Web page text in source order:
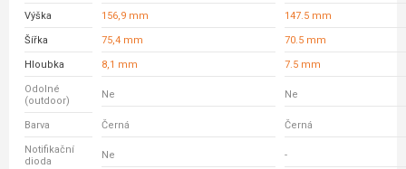
Výška 156,9 mm 147.5 mm
Šířka 75,4 mm 70.5 mm
Hloubka 8,1 mm 7.5 mm
Odolné
(outdoor)
Ne Ne
Barva Černá Černá
Notifikační
dioda
Ne -